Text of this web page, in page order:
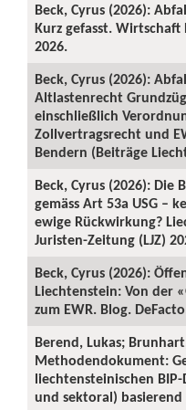
Beck, Cyrus (2026):
Kurz gefasst. Wirtschaft
2026.
Beck, Cyrus (2026):
Altlastenrecht
einschließlich
Zollvertragsrecht und
Bendern (Beiträge
Beck, Cyrus (2026): Die
gemäss Art 53a USG –
ewige Rückwirkung?
Juristen-Zeitung (LJZ)
Beck, Cyrus (2026):
Liechtenstein: Von der
zum EWR. Blog.
Berend, Lukas;
Methodendokument:
liechtensteinischen
und sektoral) basierend